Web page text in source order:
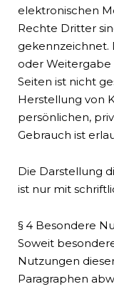
elektronischen
Rechte Dritter
gekennzeichnet.
oder
Seiten ist nicht
Herstellung von
persönlichen,
Gebrauch ist
Die Darstellung
ist nur mit
§ 4 Besondere
Soweit
Nutzungen
Paragraphen